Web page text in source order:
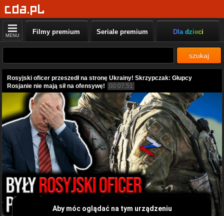
MENU Filmy premium Seriale premium Dla dzieci
szukaj
Rosyjski oficer przeszedł na stronę Ukrainy! Skrzypczak: Głupcy
Rosjanie nie mają sił na ofensywę!
00:07:51
Aby móc oglądać na tym urządzeniu